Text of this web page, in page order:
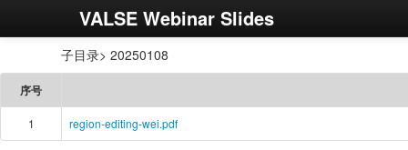
VALSE Webinar Slides
子目录> 20250108
序号
1 region-editing-wei.pdf